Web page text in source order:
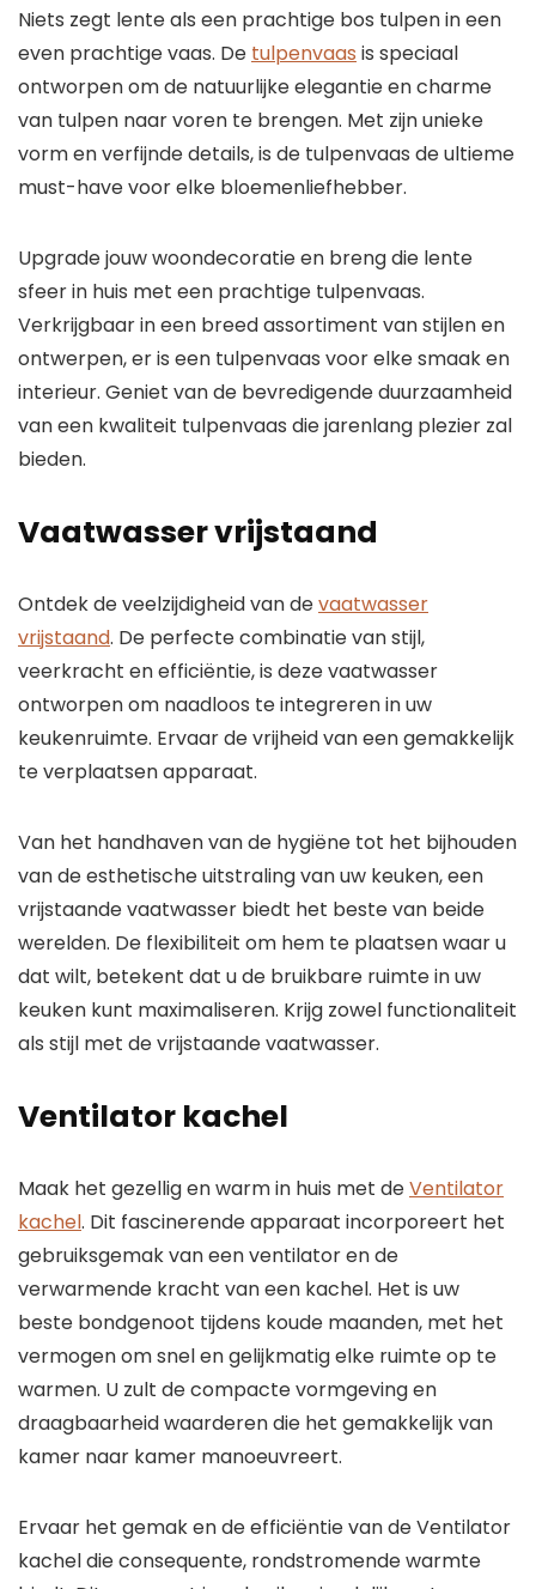
Niets zegt lente als een prachtige bos tulpen in een
even prachtige vaas. De tulpenvaas is speciaal
ontworpen om de natuurlijke elegantie en charme
van tulpen naar voren te brengen. Met zijn unieke
vorm en verfijnde details, is de tulpenvaas de ultieme
must-have voor elke bloemenliefhebber.
Upgrade jouw woondecoratie en breng die lente
sfeer in huis met een prachtige tulpenvaas.
Verkrijgbaar in een breed assortiment van stijlen en
ontwerpen, er is een tulpenvaas voor elke smaak en
interieur. Geniet van de bevredigende duurzaamheid
van een kwaliteit tulpenvaas die jarenlang plezier zal
bieden.
Vaatwasser vrijstaand
Ontdek de veelzijdigheid van devaatwasser
vrijstaand. De perfecte combinatie van stijl,
veerkracht en efficiëntie, is deze vaatwasser
ontworpen om naadloos te integreren in uw
keukenruimte. Ervaar de vrijheid van een gemakkelijk
te verplaatsen apparaat.
Van het handhaven van de hygiëne tot het bijhouden
van de esthetische uitstraling van uw keuken, een
vrijstaande vaatwasser biedt het beste van beide
werelden. De flexibiliteit om hem te plaatsen waar u
dat wilt, betekent dat u de bruikbare ruimte in uw
keuken kunt maximaliseren. Krijg zowel functionaliteit
als stijl met de vrijstaande vaatwasser.
Ventilator kachel
Maak het gezellig en warm in huis met deVentilator
kachel. Dit fascinerende apparaat incorporeert het
gebruiksgemak van een ventilator en de
verwarmende kracht van een kachel. Het is uw
beste bondgenoot tijdens koude maanden, met het
vermogen om snel en gelijkmatig elke ruimte op te
warmen. U zult de compacte vormgeving en
draagbaarheid waarderen die het gemakkelijk van
kamer naar kamer manoeuvreert.
Ervaar het gemak en de efficiëntie van de Ventilator
kachel die consequente, rondstromende warmte